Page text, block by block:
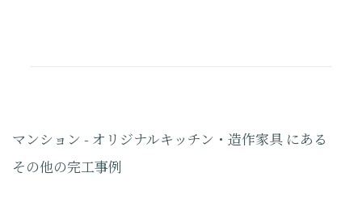
マンション - オリジナルキッチン・造作家具 にある
その他の完工事例